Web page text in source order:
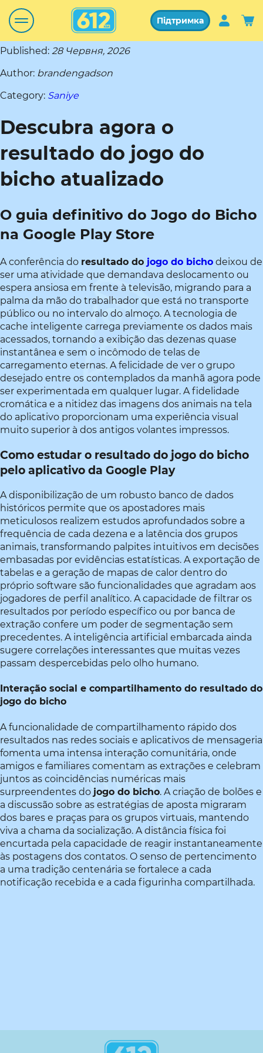
Підтримка
Published: 28 Червня, 2026
Author: brandengadson
Category: Saniye
Descubra agora o
resultado do jogo do
bicho atualizado
O guia definitivo do Jogo do Bicho
na Google Play Store
A conferência do resultado do jogo do bicho deixou de
ser uma atividade que demandava deslocamento ou
espera ansiosa em frente à televisão, migrando para a
palma da mão do trabalhador que está no transporte
público ou no intervalo do almoço. A tecnologia de
cache inteligente carrega previamente os dados mais
acessados, tornando a exibição das dezenas quase
instantânea e sem o incômodo de telas de
carregamento eternas. A felicidade de ver o grupo
desejado entre os contemplados da manhã agora pode
ser experimentada em qualquer lugar. A fidelidade
cromática e a nitidez das imagens dos animais na tela
do aplicativo proporcionam uma experiência visual
muito superior à dos antigos volantes impressos.
Como estudar o resultado do jogo do bicho
pelo aplicativo da Google Play
A disponibilização de um robusto banco de dados
históricos permite que os apostadores mais
meticulosos realizem estudos aprofundados sobre a
frequência de cada dezena e a latência dos grupos
animais, transformando palpites intuitivos em decisões
embasadas por evidências estatísticas. A exportação de
tabelas e a geração de mapas de calor dentro do
próprio software são funcionalidades que agradam aos
jogadores de perfil analítico. A capacidade de filtrar os
resultados por período específico ou por banca de
extração confere um poder de segmentação sem
precedentes. A inteligência artificial embarcada ainda
sugere correlações interessantes que muitas vezes
passam despercebidas pelo olho humano.
Interação social e compartilhamento do resultado do
jogo do bicho
A funcionalidade de compartilhamento rápido dos
resultados nas redes sociais e aplicativos de mensageria
fomenta uma intensa interação comunitária, onde
amigos e familiares comentam as extrações e celebram
juntos as coincidências numéricas mais
surpreendentes do jogo do bicho. A criação de bolões e
a discussão sobre as estratégias de aposta migraram
dos bares e praças para os grupos virtuais, mantendo
viva a chama da socialização. A distância física foi
encurtada pela capacidade de reagir instantaneamente
às postagens dos contatos. O senso de pertencimento
a uma tradição centenária se fortalece a cada
notificação recebida e a cada figurinha compartilhada.